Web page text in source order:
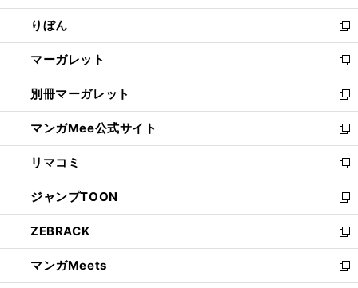
開
く
ウ
で
開
く
ン
ド
ウ
で
開
く
ウ
ィ
ン
ド
ウ
で
開
く
りぼん
新
し
い
ウ
ィ
ン
ド
ウ
で
開
く
マーガレット
新
し
い
ウ
ィ
ン
ド
ウ
で
開
く
別冊マーガレット
新
し
い
ウ
ィ
ン
ド
ウ
で
開
く
マンガMee公式サイト
新
し
い
ウ
ィ
ン
ド
ウ
で
開
リマコミ
新
し
い
ウ
ィ
ン
ド
ウ
ジャンプTOON
新
し
い
ウ
ィ
ン
ZEBRACK
新
し
い
ウ
マンガMeets
新